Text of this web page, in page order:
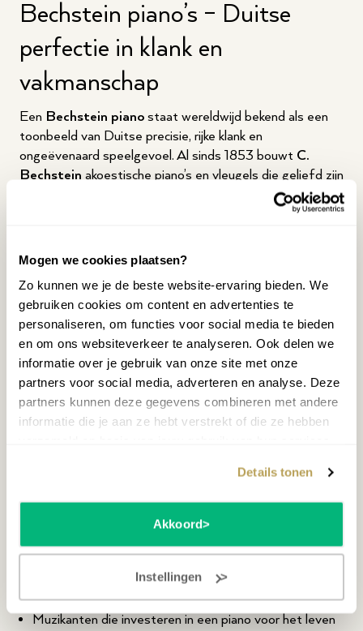
Mogen we cookies plaatsen?
Zo kunnen we je de beste website-ervaring bieden. We
gebruiken cookies om content en advertenties te
personaliseren, om functies voor social media te bieden
en om ons websiteverkeer te analyseren. Ook delen we
informatie over je gebruik van onze site met onze
partners voor social media, adverteren en analyse. Deze
partners kunnen deze gegevens combineren met andere
informatie die je aan ze hebt verstrekt of die ze hebben
Details tonen
Akkoord
Instellingen
Bechstein piano’s – Duitse
perfectie in klank en
vakmanschap
Een Bechstein piano staat wereldwijd bekend als een
toonbeeld van Duitse precisie, rijke klank en
ongeëvenaard speelgevoel. Al sinds 1853 bouwt C.
Bechstein akoestische piano’s en vleugels die geliefd zijn
bij concertpianisten, conservatoria én veeleisende
thuismuzikanten. In deze collectie vind je zorgvuldig
expressie, dynamiek en duurzaamheid.
Of je nu kiest voor een elegante buffetpiano of een
indrukwekkende vleugel: elke Bechstein piano wordt met
de hand gebouwd in Europa, met hoogwaardige
materialen en oog voor detail. Het resultaat is een
warme, zingende klank met veel diepte en nuance,
gecombineerd met een uiterst verfijnde aanslag.
Hierdoor reageert de piano moeiteloos op elke nuance in
je spel – van fluisterzacht tot krachtig en vol.
Bechstein piano’s zijn ideaal voor:
Gevorderde pianisten en professionals
Liefhebbers die het hoogste niveau van klank en
bouwkwaliteit zoeken
Muzikanten die investeren in een piano voor het leven